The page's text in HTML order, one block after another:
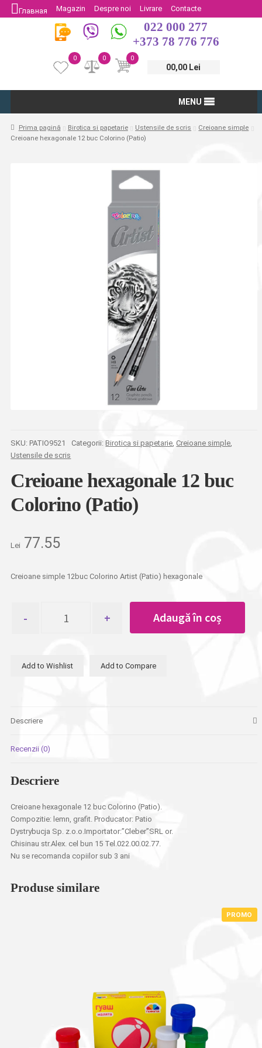
Главная Magazin Despre noi Livrare
Contacte
Protectia Consumatorului
Întoarcere
022 000 277
+373 78 776 776
0
00,00 Lei
0
0
MENU
Prima pagină Birotica si papetarie Ustensile de scris
Creioane simple
Creioane hexagonale 12 buc Colorino (Patio)
SKU: PATIO9521 Categorii:Birotica si papetarie,Creioane simple,
Ustensile de scris
Creioane hexagonale 12 buc
Colorino (Patio)
Lei 77.55
Creioane simple 12buc Colorino Artist (Patio) hexagonale
Creioane
Colorino
Adaugă în coș
Add to Wishlist Add to Compare
Descriere
Recenzii (0)
Descriere
Creioane hexagonale 12 buc Colorino (Patio).
Compozitie: lemn, grafit. Producator: Patio
Dystrybucja Sp. z.o.o.Importator:”Cleber”SRL or.
Chisinau str.Alex. cel bun 15 Tel.022.00.02.77.
Nu se recomanda copiilor sub 3 ani
Produse similare
PROMO